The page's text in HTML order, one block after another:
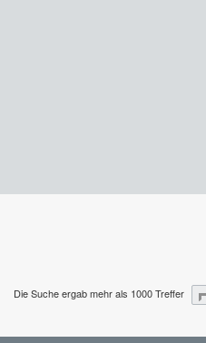
Die Suche ergab mehr als 1000 Treffer